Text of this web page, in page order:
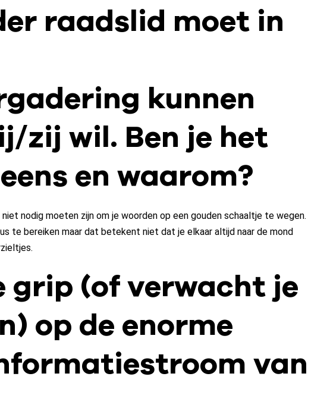
raadslid moet in
kunnen
zij wil. Ben je het
en waarom?
nodig moeten zijn om je woorden op een gouden schaaltje te wegen.
te bereiken maar dat betekent niet dat je elkaar altijd naar de mond
grip (of verwacht je
op de enorme
van